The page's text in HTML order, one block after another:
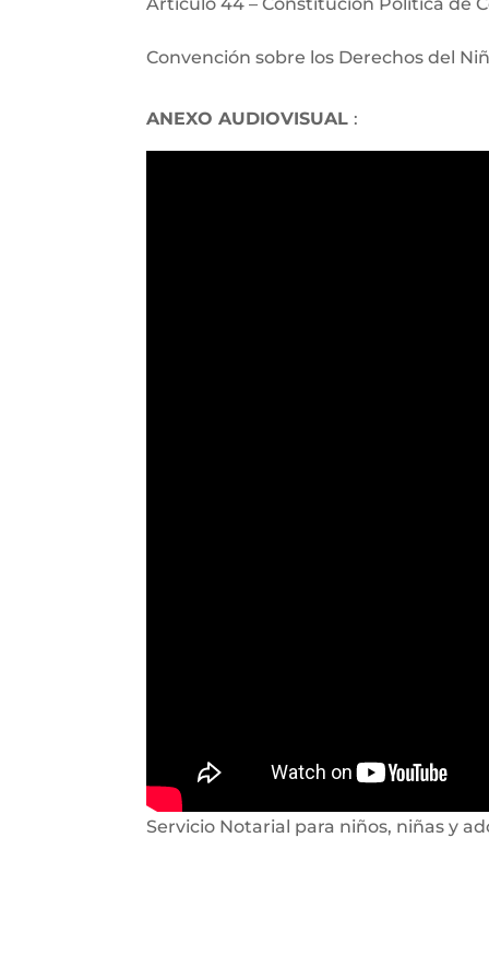
Convención sobre los Derechos del
ANEXO AUDIOVISUAL :
Servicio Notarial para niños, niñas y